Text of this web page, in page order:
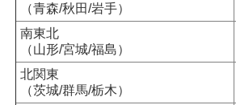
（青森/秋田/岩手）
南東北
（山形/宮城/福島）
北関東
（茨城/群馬/栃木）